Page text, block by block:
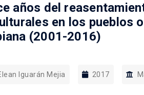
años del
en los pueblos
(2001-2016)
Iguarán Mejia 2017